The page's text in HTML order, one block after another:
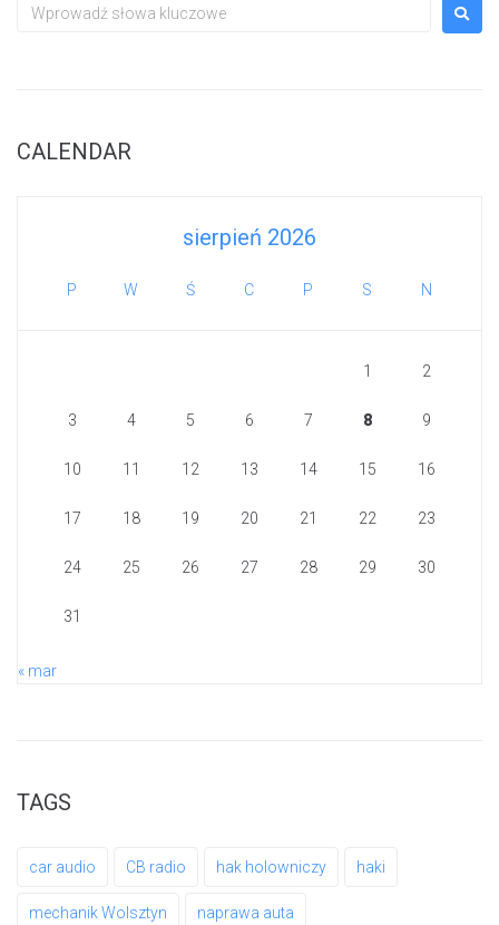
CALENDAR
sierpień 2026
P W Ś C P S N
1 2
3 4 5 6 7 8 9
10 11 12 13 14 15 16
17 18 19 20 21 22 23
24 25 26 27 28 29 30
31
« mar
TAGS
car audio CB radio hak holowniczy haki
mechanik Wolsztyn naprawa auta